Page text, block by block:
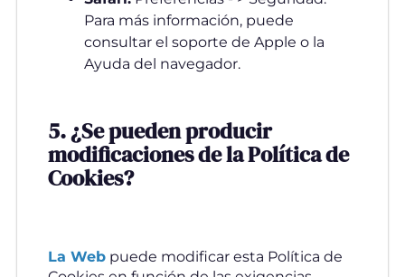
Para más información, puede
consultar el soporte de Apple o la
Ayuda del navegador.
5. ¿Se pueden producir
modificaciones de la Política de
Cookies?
La Webpuede modificar esta Política de